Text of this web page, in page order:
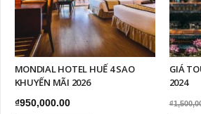
MONDIAL HOTEL HUẾ 4 SAO
KHUYẾN MÃI 2026
₫950,000.00
GIÁ
2024
₫